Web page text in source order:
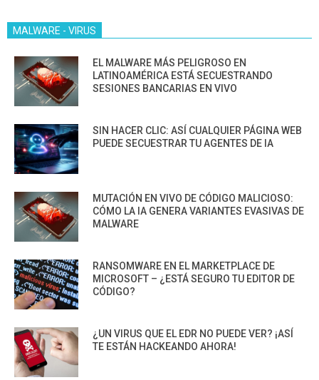
MALWARE - VIRUS
EL MALWARE MÁS PELIGROSO EN
LATINOAMÉRICA ESTÁ SECUESTRANDO
SESIONES BANCARIAS EN VIVO
SIN HACER CLIC: ASÍ CUALQUIER PÁGINA WEB
PUEDE SECUESTRAR TU AGENTES DE IA
MUTACIÓN EN VIVO DE CÓDIGO MALICIOSO:
CÓMO LA IA GENERA VARIANTES EVASIVAS DE
MALWARE
RANSOMWARE EN EL MARKETPLACE DE
MICROSOFT – ¿ESTÁ SEGURO TU EDITOR DE
CÓDIGO?
¿UN VIRUS QUE EL EDR NO PUEDE VER? ¡ASÍ
TE ESTÁN HACKEANDO AHORA!